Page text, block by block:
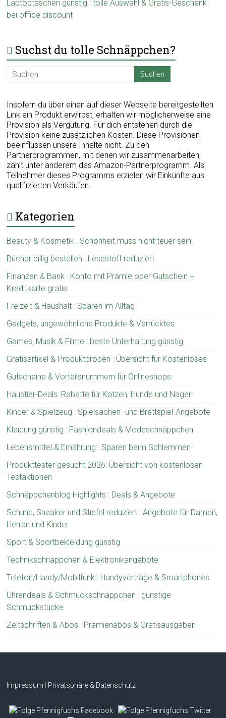
Laptoptaschen günstig : tolle Auswahl & Gratis-Geschenk
bei office discount
Suchst du tolle Schnäppchen?
Insofern du über einen auf dieser Webseite bereitgestellten
Link ein Produkt erwirbst, erhalten wir möglicherweise eine
Provision als Vergütung. Für dich entstehen durch die
Provision keine zusätzlichen Kosten. Diese Provisionen
beeinflussen unsere Inhalte nicht. Zu den
Partnerprogrammen, mit denen wir zusammenarbeiten,
zählt unter anderem das Amazon-Partnerprogramm. Als
Teilnehmer dieses Programms erzielen wir Einkünfte aus
qualifizierten Verkäufen.
Kategorien
Beauty & Kosmetik : Schönheit muss nicht teuer sein!
Bücher billig bestellen : Lesestoff reduziert
Finanzen & Bank : Konto mit Prämie oder Gutschein +
Kreditkarte gratis
Freizeit & Haushalt : Sparen im Alltag
Gadgets, ungewöhnliche Produkte & Verrücktes
Games, Musik & Filme : beste Unterhaltung günstig
Gratisartikel & Produktproben : Übersicht für Kostenloses
Gutscheine & Vorteilsnummern für Onlineshops
Haustier-Deals: Rabatte für Katzen, Hunde und Nager
Kinder & Spielzeug : Spielsachen- und Brettspiel-Angebote
Kleidung günstig : Fashiondeals & Modeschnäppchen
Lebensmittel & Ernährung : Sparen beim Schlemmen
Produkttester gesucht 2026: Übersicht von kostenlosen
Testaktionen
Schnäppchenblog Highlights : Deals & Angebote
Schuhe, Sneaker und Stiefel reduziert : Angebote für Damen,
Herren und Kinder
Sport & Sportbekleidung günstig
Technikschnäppchen & Elektronikangebote
Telefon/Handy/Mobilfunk : Handyverträge & Smartphones
Uhrendeals & Schmuckschnäppchen : günstige
Schmuckstücke
Zeitschriften & Abos : Prämienabos & Gratisausgaben
Impressum Privatsphäre & Datenschutz